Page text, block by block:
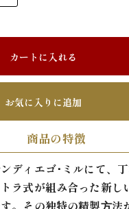
カートに入れる
お気に入りに追加
商品の特徴
ディエゴ･ミルにて、
ラ式が組み合った新し
。その独特の精製⽅法